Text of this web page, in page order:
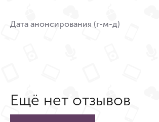
Дата анонсирования (г-м-д)
Ещё нет отзывов